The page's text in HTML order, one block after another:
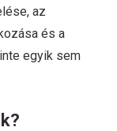
az
és a
egyik sem